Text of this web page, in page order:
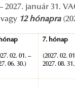
január 31.
12 hónapra
02. 01. –
06. 30.)
7. hónap
(2027. 02.
2027. 08.